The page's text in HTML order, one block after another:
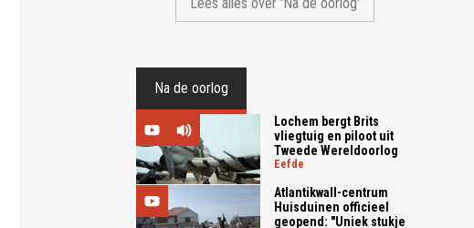
Lees alles over 'Na de oorlog'
Na de oorlog
Lochem bergt Brits
vliegtuig en piloot uit
Tweede Wereldoorlog
eefde
Atlantikwall-centrum
Huisduinen officieel
geopend: "Uniek stukje